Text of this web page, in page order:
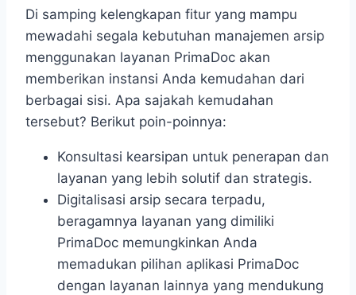
Di samping kelengkapan fitur yang mampu
mewadahi segala kebutuhan manajemen arsip
menggunakan layanan PrimaDoc akan
memberikan instansi Anda kemudahan dari
berbagai sisi. Apa sajakah kemudahan
tersebut? Berikut poin-poinnya:
Konsultasi kearsipan untuk penerapan dan
layanan yang lebih solutif dan strategis.
Digitalisasi arsip secara terpadu,
beragamnya layanan yang dimiliki
PrimaDoc memungkinkan Anda
memadukan pilihan aplikasi PrimaDoc
dengan layanan lainnya yang mendukung